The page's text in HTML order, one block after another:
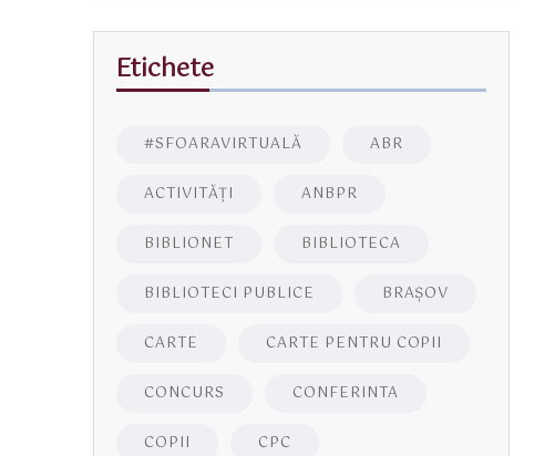
Etichete
#SFOARAVIRTUALĂ ABR
ACTIVITĂŢI ANBPR
BIBLIONET BIBLIOTECA
BIBLIOTECI PUBLICE BRAŞOV
CARTE CARTE PENTRU COPII
CONCURS CONFERINTA
COPII CPC